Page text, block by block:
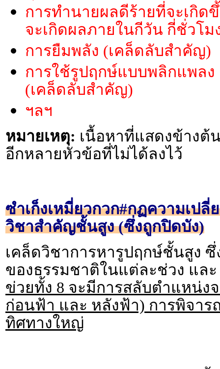
การทำนายผลดีร้ายที่จะเกิด
จะเกิดผลภายในกีวัน กี่ชั่วโ
การยืมพลัง (เคล็ดลับสำคัญ)
การใช้รูปฤกษ์แบบพลิกแพล
(เคล็ดลับสำคัญ)
ฯลฯ
หมายเหตุ: เนื้อหาที่แสดงข้างต้
อีกหลายหัวข้อที่ไม่ได้ลงไว้
ซำเก็งเหมี่ยวกวก#กฏความเป
วิชาสำคัญชั้นสูง (ซึ่งถูกปิดบัง)
เคล็ดวิชาการหารูปฤกษ์ชั้นสูง
ของธรรมชาติในแต่ละช่วง แล
ข่วยทั้ง 8 จะมีการสลับตำแหน่ง
ก่อนฟ้า และ หลังฟ้า) การพิจา
ทิศทางใหญ่